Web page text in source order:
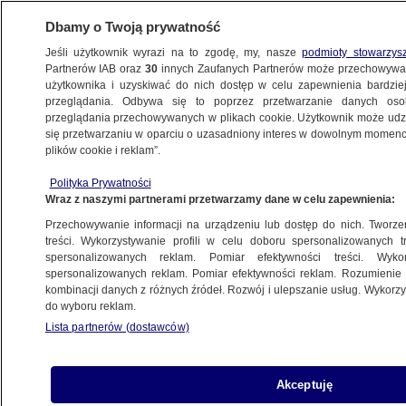
ŚWIAT
przygotowują się do przyjęcia rannych
i chorych z Ukrainy
8.03.2022, 06:30
Udostępnij
Dbamy o Twoją prywatność
Jeśli użytkownik wyrazi na to zgodę, my, naszepodmioty
Partnerów IAB oraz30 innych Zaufanych Partnerów może
użytkownika i uzyskiwać do nich dostęp w celu zapewnienia
przeglądania. Odbywa się to poprzez przetwarzanie danych
przeglądania przechowywanych w plikach cookie. Użytkownik może
się przetwarzaniu w oparciu o uzasadniony interes w dowolnym
plików cookie i reklam”.
Polityka Prywatności
Wraz z naszymi partnerami przetwarzamy dane w celu zapewnienia:
Przechowywanie informacji na urządzeniu lub dostęp do nich.
treści. Wykorzystywanie profili w celu doboru spersonalizowanych
spersonalizowanych reklam. Pomiar efektywności treści.
spersonalizowanych reklam. Pomiar efektywności reklam.
kombinacji danych z różnych źródeł. Rozwój i ulepszanie usług.
do wyboru reklam.
Lista partnerów (dostawców)
Akceptuję